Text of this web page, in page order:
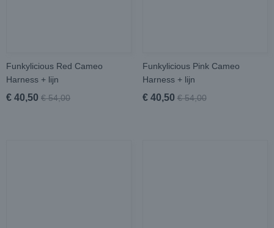
Funkylicious Red Cameo
Harness + lijn
€ 40,50 € 54,00
Funkylicious Pink Cameo
Harness + lijn
€ 40,50 € 54,00